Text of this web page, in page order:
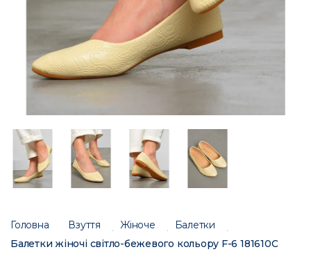
Головна Взуття Жіноче
Балетки
Балетки жіночі світло-бежевого кольору F-6 181610C